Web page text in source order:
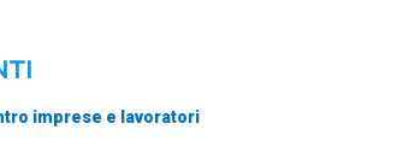
imprese e lavoratori